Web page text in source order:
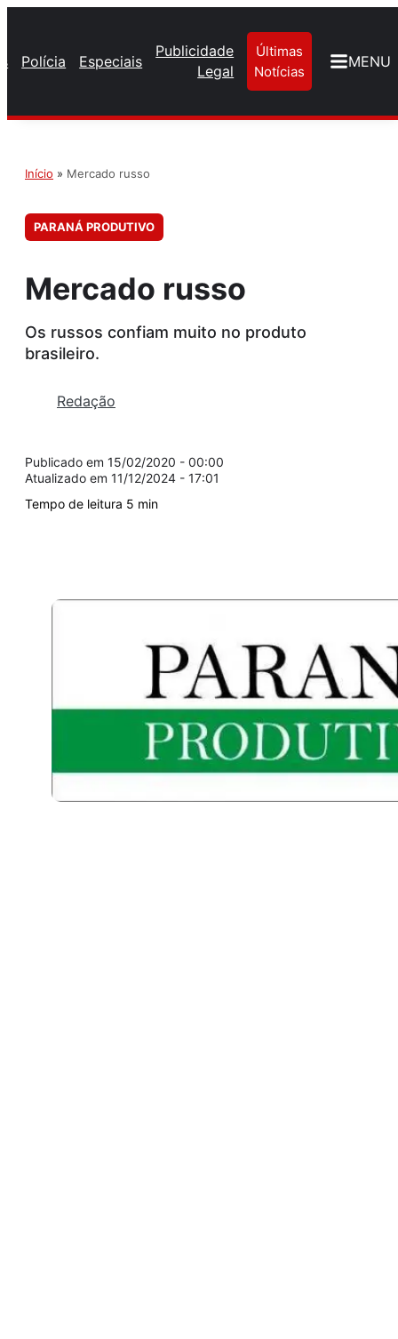
Polícia Especiais
Publicidade
Legal
Últimas
Notícias
MENU
Início » Mercado russo
PARANÁ PRODUTIVO
Mercado russo
Os russos confiam muito no produto
brasileiro.
Redação
15/02/2020 - 00:00
11/12/2024 - 17:01